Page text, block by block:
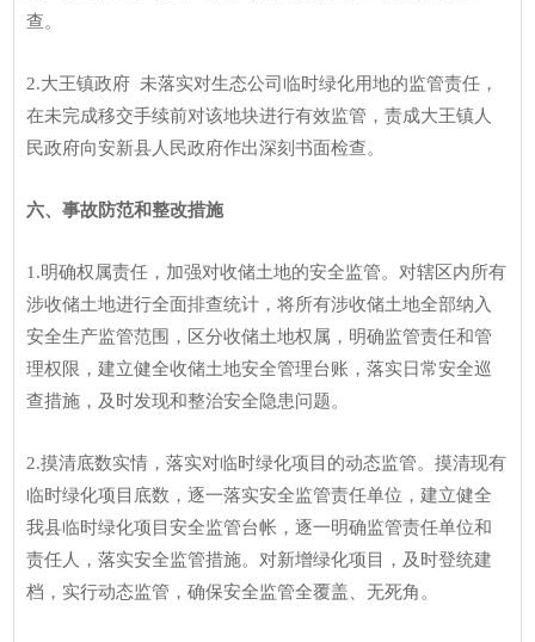
查。
2.大王镇政府 未落实对生态公司临时绿化用地的监管责任，
在未完成移交手续前对该地块进行有效监管，责成大王镇人
民政府向安新县人民政府作出深刻书面检查。
六、事故防范和整改措施
1.明确权属责任，加强对收储土地的安全监管。对辖区内所有
涉收储土地进行全面排查统计，将所有涉收储土地全部纳入
安全生产监管范围，区分收储土地权属，明确监管责任和管
理权限，建立健全收储土地安全管理台账，落实日常安全巡
查措施，及时发现和整治安全隐患问题。
2.摸清底数实情，落实对临时绿化项目的动态监管。摸清现有
临时绿化项目底数，逐一落实安全监管责任单位，建立健全
我县临时绿化项目安全监管台帐，逐一明确监管责任单位和
责任人，落实安全监管措施。对新增绿化项目，及时登统建
档，实行动态监管，确保安全监管全覆盖、无死角。